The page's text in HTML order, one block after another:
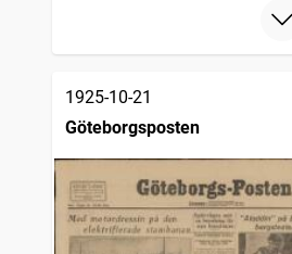
1925-10-21
Göteborgsposten